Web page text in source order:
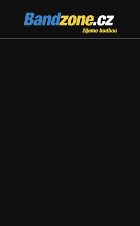
Bandzone.cz
žijeme hudbou